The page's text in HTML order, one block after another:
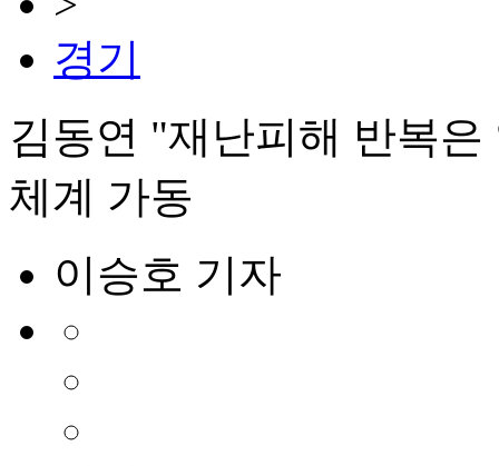
경기
김동연 "재난피해 반복
체계 가동
이승호 기자